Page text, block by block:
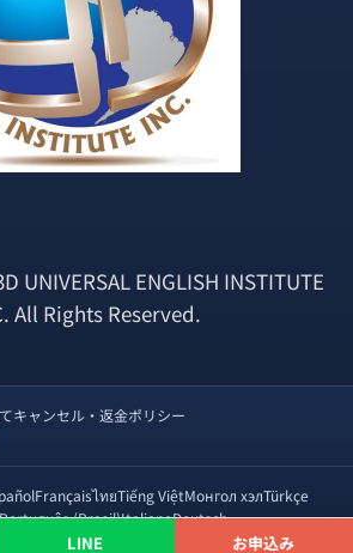
LINE お申込み
UNIVERSAL ENGLISH INSTITUTE
All Rights Reserved.
キャンセル・返金ポリシー
FrançaisไทยTiếng ViệtМонгол хэлTürkçe
Português (Brasil)ItalianoDeutsch
INSTITUTE INC.